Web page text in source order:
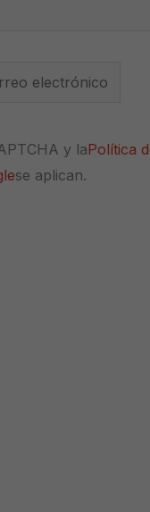
y laPolítica
se aplican.